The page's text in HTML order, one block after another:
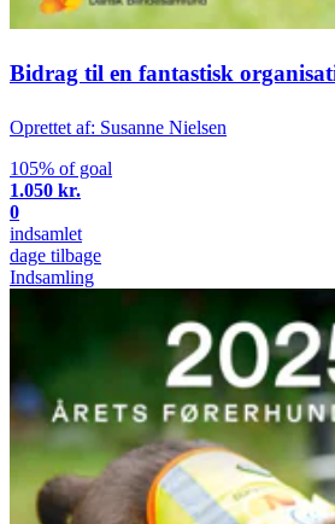
Bidrag til en fantastisk
Oprettet af: Susanne Nielsen
105% of goal
1.050 kr.
0
indsamlet
dage tilbage
Indsamling